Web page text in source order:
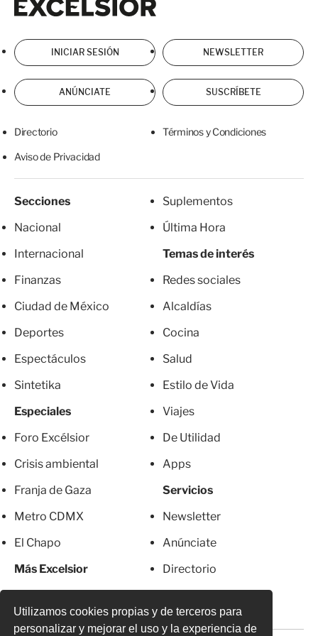
Utilizamos cookies propias y de terceros para
personalizar y mejorar el uso y la experiencia de
INICIAR SESIÓN NEWSLETTER
ANÚNCIATE SUSCRÍBETE
Directorio Términos y Condiciones
Aviso de Privacidad
Secciones
Nacional
Internacional
Finanzas
Ciudad de México
Deportes
Espectáculos
Sintetika
Especiales
Foro Excélsior
Crisis ambiental
Franja de Gaza
Metro CDMX
El Chapo
Más Excelsior
Suplementos
Última Hora
Temas de interés
Redes sociales
Alcaldías
Cocina
Salud
Estilo de Vida
Viajes
De Utilidad
Apps
Servicios
Newsletter
Anúnciate
Directorio